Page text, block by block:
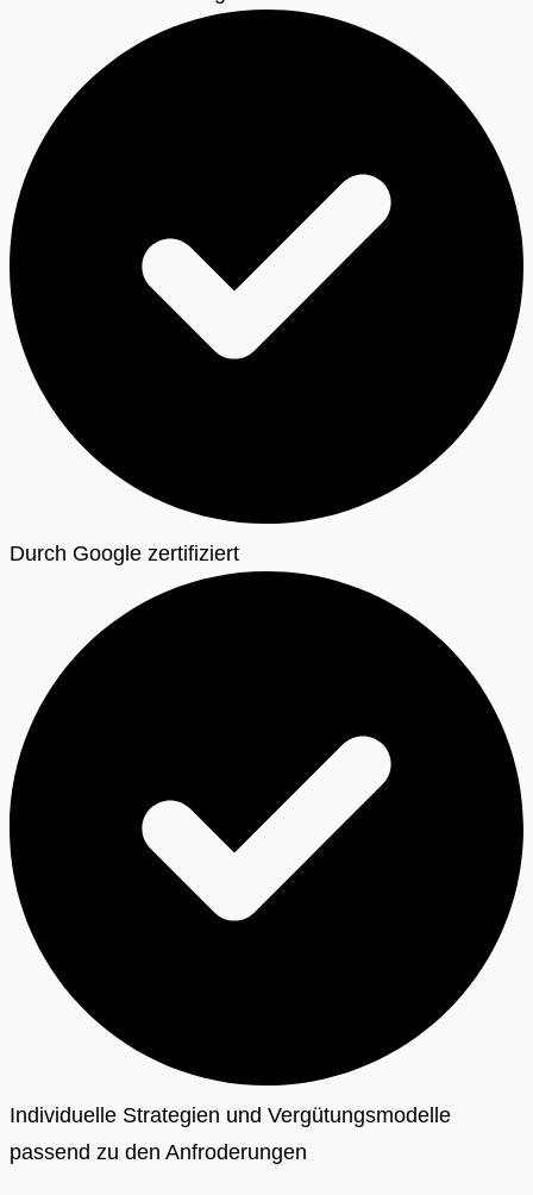
Durch Google zertifiziert
Individuelle Strategien und Vergütungsmodelle
passend zu den Anfroderungen